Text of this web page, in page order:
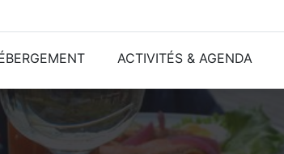
ACTIVITÉS & AGENDA